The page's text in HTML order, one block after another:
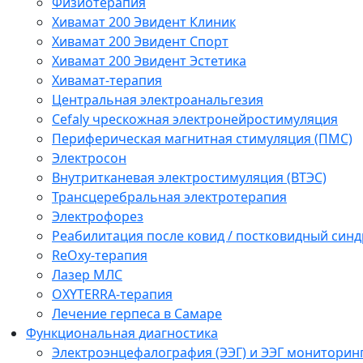
Хивамат 200 Эвидент Клиник
Хивамат 200 Эвидент Спорт
Хивамат 200 Эвидент Эстетика
Хивамат-терапия
Центральная электроанальгезия
Cefaly чреcкожная электронейростимуляция
Периферическая магнитная стимуляция (ПМС)
Электросон
Внутритканевая электростимуляция (ВТЭС)
Трансцеребральная электротерапия
Электрофорез
Реабилитация после ковид / постковидный
ReOxy-терапия
Лазер МЛС
OXYTERRA-терапия
Лечение герпеса в Самаре
Функциональная диагностика
Электроэнцефалография (ЭЭГ) и ЭЭГ